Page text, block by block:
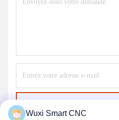
Wuxi Smart CNC